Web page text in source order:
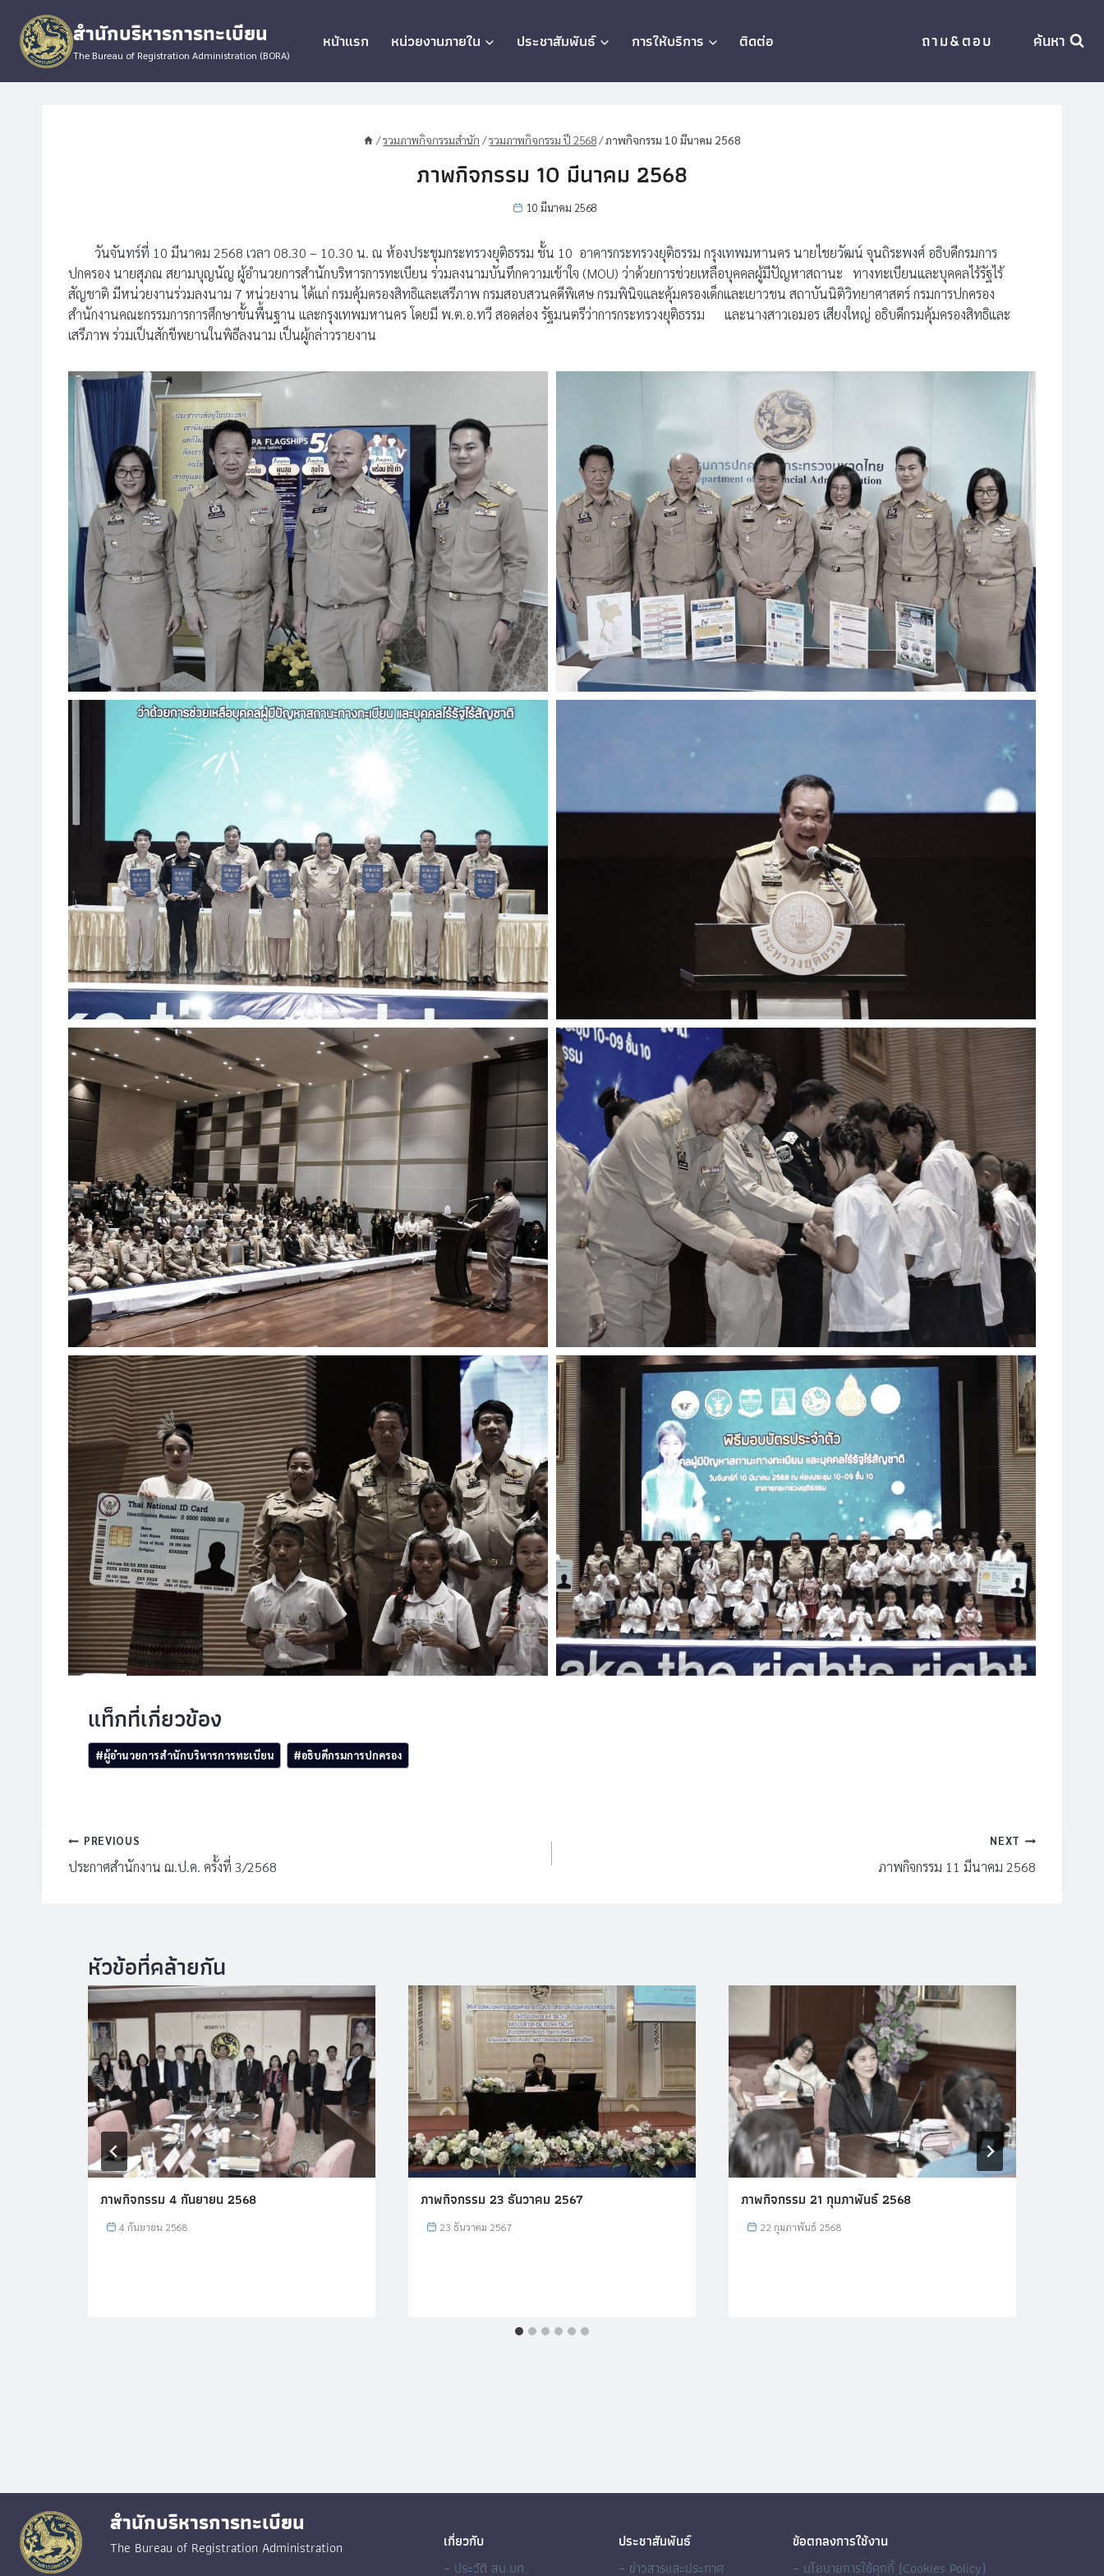
content
สำนักบริหารการทะเบียน
The Bureau of Registration Administration (BORA)
หน้าแรก หน่วยงานภายใน ประชาสัมพันธ์ การให้บริการ ติดต่อ ถาม&ตอบ ค้นหา
/รวมภาพกิจกรรมสำนัก /รวมภาพกิจกรรม ปี 2568/ภาพกิจกรรม 10 มีนาคม 2568
ภาพกิจกรรม 10 มีนาคม 2568
10 มีนาคม 2568
วันจันทร์ที่ 10 มีนาคม 2568 เวลา 08.30 – 10.30 น. ณ ห้องประชุมกระทรวงยุติธรรม ชั้น 10 อาคารกระทรวงยุติธรรม กรุงเทพมหานคร นายไชยวัฒน์ จุนถิระพงศ์ อธิบดีกรมการ
ปกครอง นายสุภณ สยามบุญนัญ ผู้อำนวยการสำนักบริหารการทะเบียน ร่วมลงนามบันทึกความเข้าใจ (MOU) ว่าด้วยการช่วยเหลือบุคคลผู้มีปัญหาสถานะ ทางทะเบียนและบุคคลไร้รัฐไร้
สัญชาติ มีหน่วยงานร่วมลงนาม 7 หน่วยงาน ได้แก่ กรมคุ้มครองสิทธิและเสรีภาพ กรมสอบสวนคดีพิเศษ กรมพินิจและคุ้มครองเด็กและเยาวชน สถาบันนิติวิทยาศาสตร์ กรมการปกครอง
สำนักงานคณะกรรมการการศึกษาขั้นพื้นฐาน และกรุงเทพมหานคร โดยมี พ.ต.อ.ทวี สอดส่อง รัฐมนตรีว่าการกระทรวงยุติธรรม และนางสาวเอมอร เสียงใหญ่ อธิบดีกรมคุ้มครองสิทธิและ
เสรีภาพ ร่วมเป็นสักขีพยานในพิธีลงนาม เป็นผู้กล่าวรายงาน
Post
Tags:
#ผู้อำนวยการสำนักบริหารการทะเบียน #อธิบดีกรมการปกครอง
แนะแนว
เรื่อง
PREVIOUS
ประกาศสำนักงาน ฌ.ป.ค. ครั้งที่ 3/2568
NEXT
ภาพกิจกรรม 11 มีนาคม 2568
ภาพกิจกรรม 4 กันยายน 2568
4 กันยายน 2568
ภาพกิจกรรม 23 ธันวาคม 2567
23 ธันวาคม 2567
ภาพกิจกรรม 21 กุมภาพันธ์ 2568
22 กุมภาพันธ์ 2568
สำนักบริหารการทะเบียน
The Bureau of Registration Administration
เกี่ยวกับ
– ประวัติ สน.บท.
ประชาสัมพันธ์
– ข่าวสารและประกาศ
ข้อตกลงการใช้งาน
– นโยบายการใช้คุกกี้ (Cookies Policy)